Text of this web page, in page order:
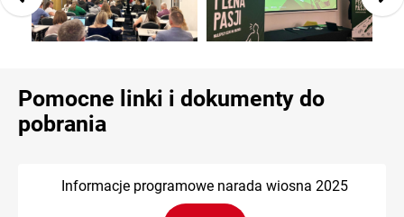
Pomocne linki i dokumenty do
pobrania
Informacje programowe narada wiosna 2025